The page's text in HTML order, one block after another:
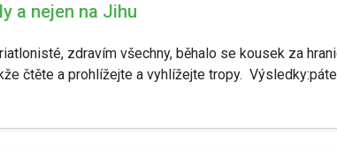
a nejen na Jihu
zdravím všechny, běhalo se kousek za
čtěte a prohlížejte a vyhlížejte tropy.